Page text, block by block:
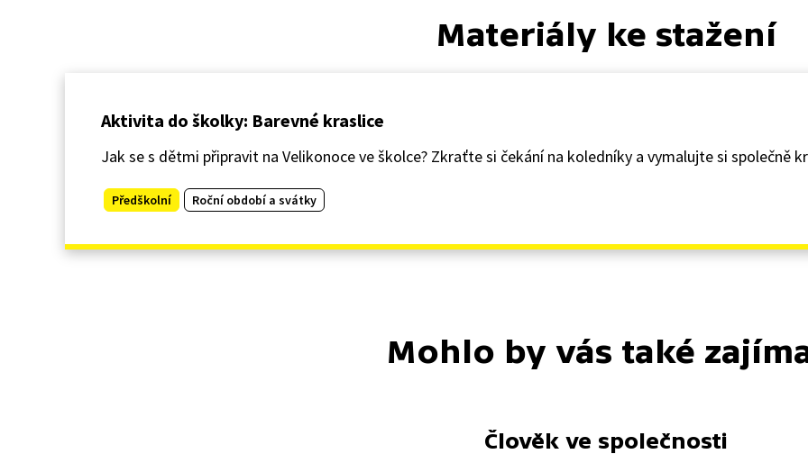
Materiály ke stažení
Aktivita do školky: Barevné kraslice
Jak se s dětmi připravit na Velikonoce ve školce? Zkraťte si čekání na koledníky a vymalujte si společně
Předškolní Roční období a svátky
Mohlo by vás také
Člověk ve společnosti